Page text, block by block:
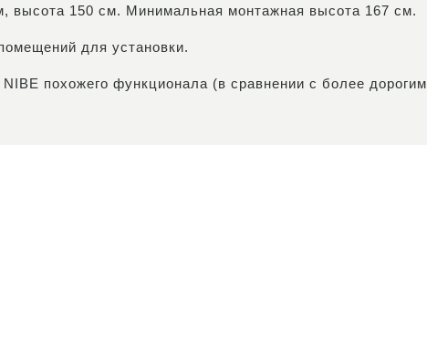
высота 150 см. Минимальная монтажная высота 167 см.
для установки.
похожего функционала (в сравнении с более дорогим